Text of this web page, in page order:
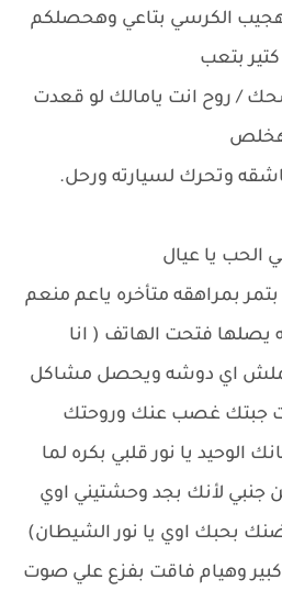
الكرسي بتاعي وهحصلكم
بتعب
/ روح انت يامالك لو قعدت
هخلص
وتحرك لسيارته ورحل.
الحب يا عيال
بتمر بمراهقه متأخره ياعم منعم
فتحت الهاتف ( انا
اي دوشه ويحصل مشاكل
جبتك غصب عنك وروحتك
الوحيد يا نور قلبي بكره لما
لأنك بجد وحشتيني اوي
بحبك اوي يا نور الشيطان)
وهيام فاقت بفزع علي صوت